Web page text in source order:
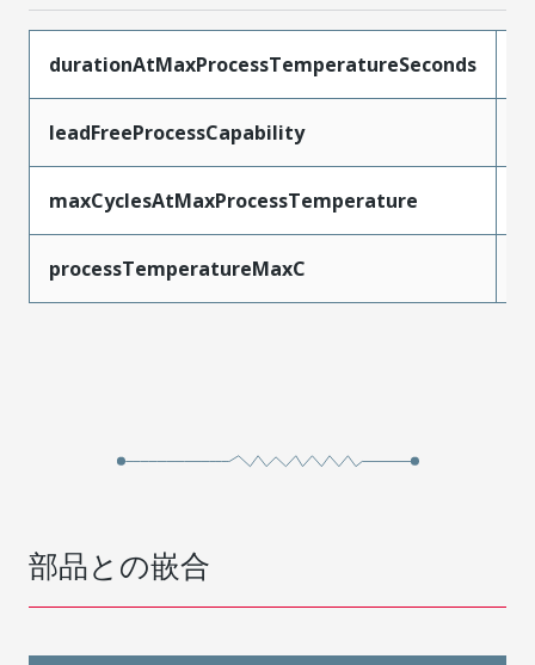
durationAtMaxProcessTemperatureSeconds
leadFreeProcessCapability
maxCyclesAtMaxProcessTemperature
processTemperatureMaxC
部品との嵌合